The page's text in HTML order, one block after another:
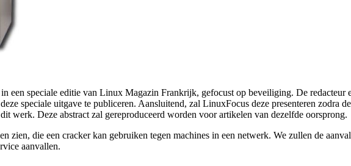
een speciale editie van Linux Magazin Frankrijk, gefocust op beveiliging. De redacteur
speciale uitgave te publiceren. Aansluitend, zal LinuxFocus deze presenteren zodra
werk. Deze abstract zal gereproduceerd worden voor artikelen van dezelfde oorsprong.
zien, die een cracker kan gebruiken tegen machines in een netwerk. We zullen de
aanvallen.